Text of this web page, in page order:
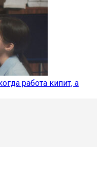
работа кипит, а